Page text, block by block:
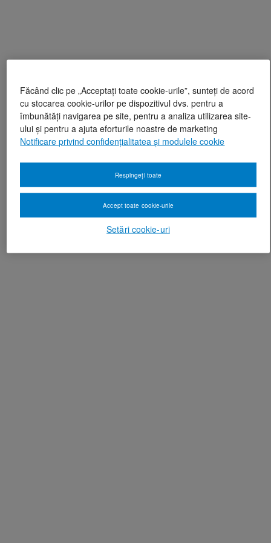
Făcând clic pe „Acceptați toate cookie-urile”, sunteți de acord
cu stocarea cookie-urilor pe dispozitivul dvs. pentru a
îmbunătăți navigarea pe site, pentru a analiza utilizarea site-
ului și pentru a ajuta eforturile noastre de marketing
Notificare privind confidențialitatea și modulele cookie
Setări cookie-uri
Respingeți toate
Accept toate cookie-urile